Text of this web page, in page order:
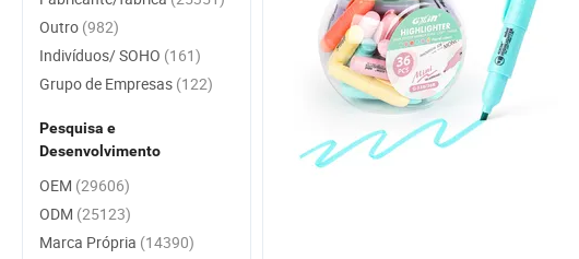
Outro (982)
Indivíduos/ SOHO (161)
Grupo de Empresas (122)
Pesquisa e
Desenvolvimento
OEM (29606)
ODM (25123)
Marca Própria (14390)